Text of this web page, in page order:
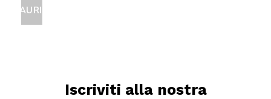
ESAURITO
Iscriviti alla nostra